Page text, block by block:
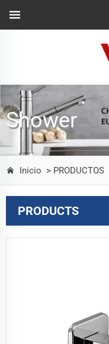
Shower
Inicio > PRODUCTOS
PRODUCTS